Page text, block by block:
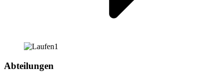
Abteilungen